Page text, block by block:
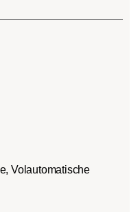
met
de
Volautomatische